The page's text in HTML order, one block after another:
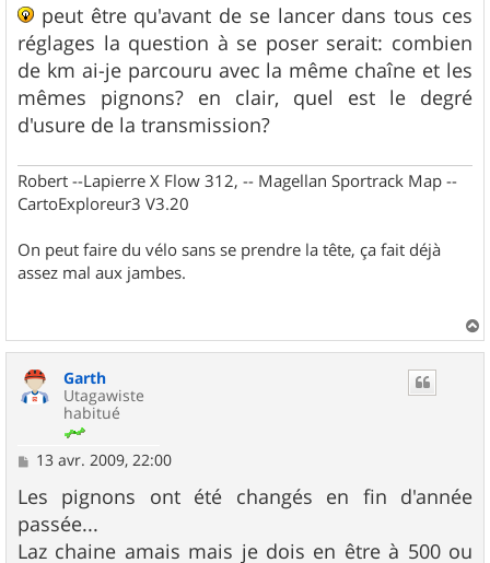
s
a
g
e
peut être qu'avant de se lancer dans tous ces
réglages la question à se poser serait: combien
de km ai-je parcouru avec la même chaîne et les
mêmes pignons? en clair, quel est le degré
d'usure de la transmission?
Robert --Lapierre X Flow 312, -- Magellan Sportrack Map --
CartoExploreur3 V3.20
On peut faire du vélo sans se prendre la tête, ça fait déjà
assez mal aux jambes.
a
Garth
Utagawiste
habitué
M
s
s
a
g
13 avr. 2009, 22:00
Les pignons ont été changés en fin d'année
passée...
Laz chaine amais mais je dois en être à 500 ou